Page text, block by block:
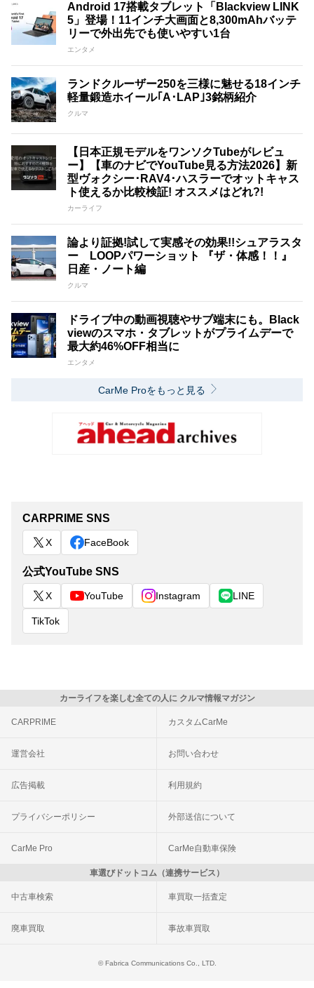
Android 17搭載タブレット「Blackview LINK
5」登場！11インチ大画面と8,300mAhバッテ
リーで外出先でも使いやすい1台
エンタメ
ランドクルーザー250を三様に魅せる18インチ
軽量鍛造ホイール｢A･LAP｣3銘柄紹介
クルマ
【日本正規モデルをワンソクTubeがレビュ
ー】【車のナビでYouTube見る方法2026】新
型ヴォクシー･RAV4･ハスラーでオットキャス
ト使えるか比較検証! オススメはどれ?!
カーライフ
論より証拠!試して実感その効果!!シュアラスタ
ー LOOPパワーショット 『ザ・体感！！』
日産・ノート編
クルマ
ドライブ中の動画視聴やサブ端末にも。Black
viewのスマホ・タブレットがプライムデーで
最大約46%OFF相当に
エンタメ
CarMe Proをもっと見る
CARPRIME SNS
X FaceBook
公式YouTube SNS
X YouTube Instagram LINE
TikTok
カーライフを楽しむ全ての人に クルマ情報マガジン
CARPRIME カスタムCarMe
運営会社 お問い合わせ
広告掲載 利用規約
プライバシーポリシー 外部送信について
CarMe Pro CarMe自動車保険
車選びドットコム（連携サービス）
中古車検索 車買取一括査定
廃車買取 事故車買取
© Fabrica Communications Co., LTD.